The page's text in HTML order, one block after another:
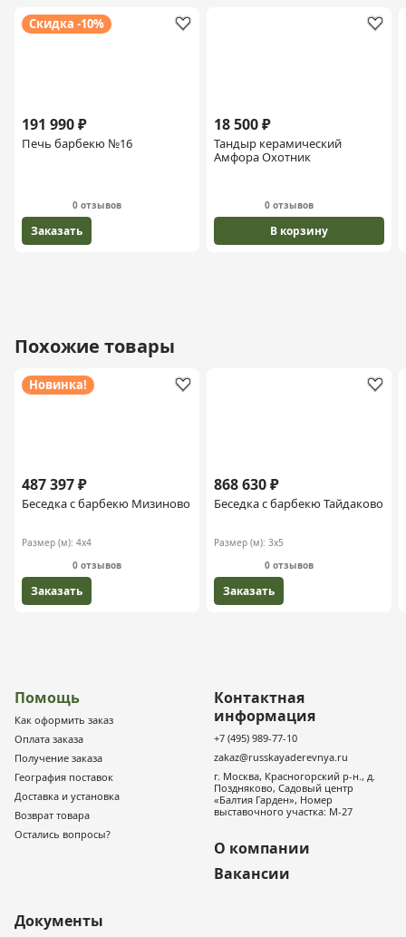
Скидка -10%
191 990 ₽
Печь барбекю №16
0 отзывов
Заказать
18 500 ₽
Тандыр керамический
Амфора Охотник
0 отзывов
В корзину
Похожие товары
Новинка!
487 397 ₽
Беседка с барбекю Мизиново
Размер (м): 4х4
0 отзывов
Заказать
868 630 ₽
Беседка с барбекю Тайдаково
Размер (м): 3х5
0 отзывов
Заказать
Помощь
Как оформить заказ
Оплата заказа
Получение заказа
География поставок
Доставка и установка
Возврат товара
Остались вопросы?
Контактная
информация
+7 (495) 989-77-10
zakaz@russkayaderevnya.ru
г. Москва, Красногорский р-н., д.
Поздняково, Садовый центр
«Балтия Гарден», Номер
выставочного участка: М-27
О компании
Вакансии
Документы